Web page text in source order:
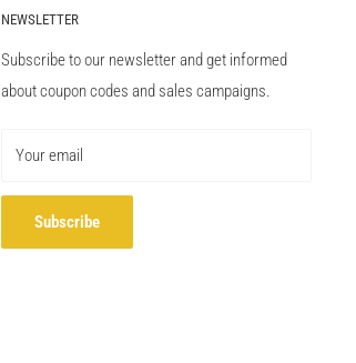
NEWSLETTER
Subscribe to our newsletter and get informed
about coupon codes and sales campaigns.
Your email
Subscribe